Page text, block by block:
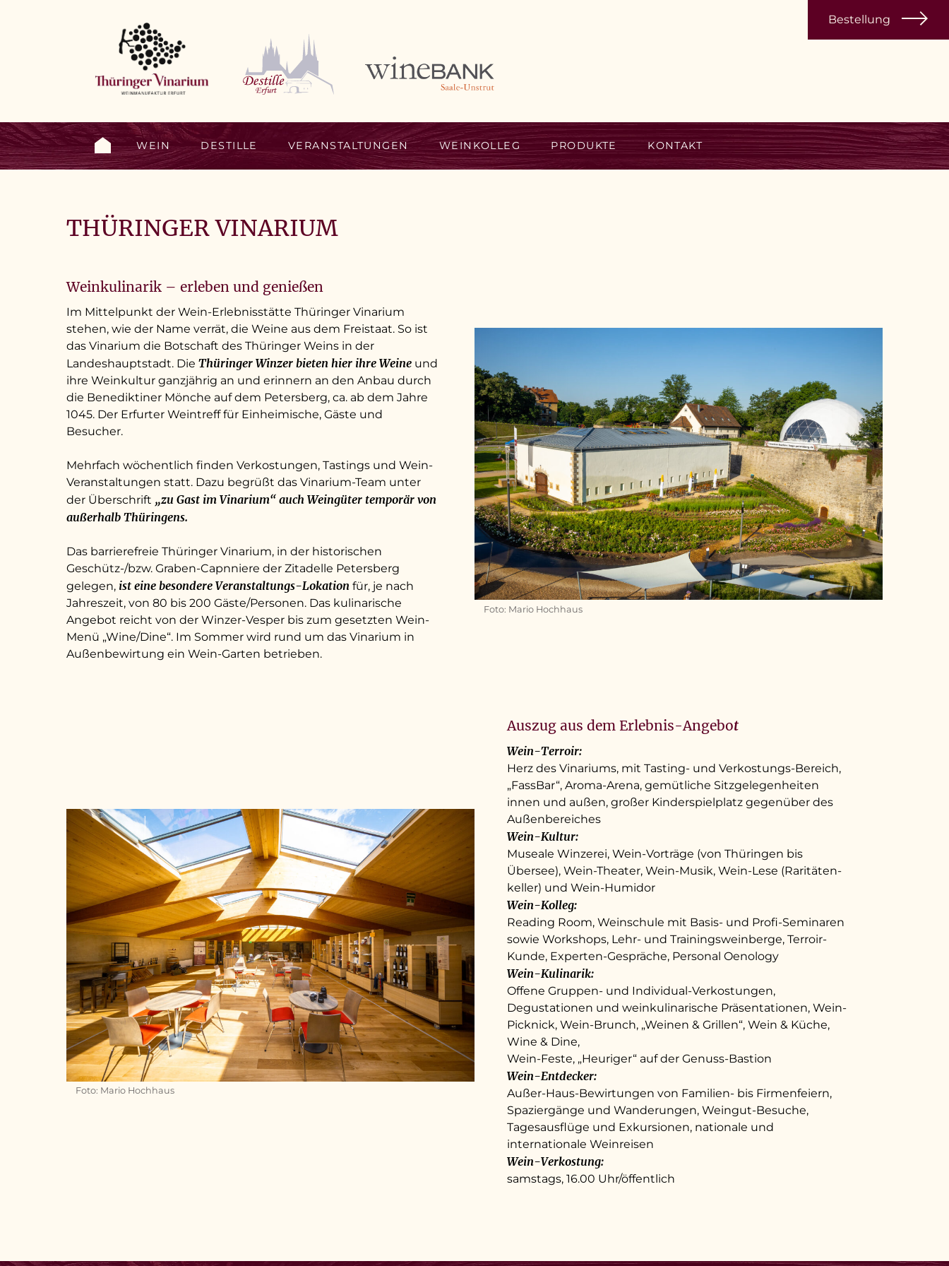
Bestellung
WEIN DESTILLE VERANSTALTUNGEN WEINKOLLEG PRODUKTE KONTAKT
THÜRINGER VINARIUM
Weinkulinarik – erleben und genießen
Im Mittelpunkt der Wein-Erlebnisstätte Thüringer Vinarium
stehen, wie der Name verrät, die Weine aus dem Freistaat. So ist
das Vinarium die Botschaft des Thüringer Weins in der
Landeshauptstadt. DieThüringer Winzer bieten hier ihre Weine und
ihre Weinkultur ganzjährig an und erinnern an den Anbau durch
die Benediktiner Mönche auf dem Petersberg, ca. ab dem Jahre
1045. Der Erfurter Weintreff für Einheimische, Gäste und
Besucher.
Mehrfach wöchentlich finden Verkostungen, Tastings und Wein-
Veranstaltungen statt. Dazu begrüßt das Vinarium-Team unter
der Überschrift „zu Gast im Vinarium“ auch Weingüter temporär von
außerhalb Thüringens.
Das barrierefreie Thüringer Vinarium, in der historischen
Geschütz-/bzw. Graben-Capnniere der Zitadelle Petersberg
gelegen, ist eine besondere Veranstaltungs-Lokation für, je nach
Jahreszeit, von 80 bis 200 Gäste/Personen. Das kulinarische
Angebot reicht von der Winzer-Vesper bis zum gesetzten Wein-
Menü „Wine/Dine“. Im Sommer wird rund um das Vinarium in
Außenbewirtung ein Wein-Garten betrieben.
Foto: Mario Hochhaus
Foto: Mario Hochhaus
Auszug aus dem Erlebnis-Angebot
Wein-Terroir:
Herz des Vinariums, mit Tasting- und Verkostungs-Bereich,
„FassBar“, Aroma-Arena, gemütliche Sitzgelegenheiten
innen und außen, großer Kinderspielplatz gegenüber des
Außenbereiches
Wein-Kultur:
Museale Winzerei, Wein-Vorträge (von Thüringen bis
Übersee), Wein-Theater, Wein-Musik, Wein-Lese (Raritäten-
keller) und Wein-Humidor
Wein-Kolleg:
Reading Room, Weinschule mit Basis- und Profi-Seminaren
sowie Workshops, Lehr- und Trainingsweinberge, Terroir-
Kunde, Experten-Gespräche, Personal Oenology
Wein-Kulinarik:
Offene Gruppen- und Individual-Verkostungen,
Degustationen und weinkulinarische Präsentationen, Wein-
Picknick, Wein-Brunch, „Weinen & Grillen“, Wein & Küche,
Wine & Dine,
Wein-Feste, „Heuriger“ auf der Genuss-Bastion
Wein-Entdecker:
Außer-Haus-Bewirtungen von Familien- bis Firmenfeiern,
Spaziergänge und Wanderungen, Weingut-Besuche,
Tagesausflüge und Exkursionen, nationale und
internationale Weinreisen
Wein-Verkostung:
samstags, 16.00 Uhr/öffentlich